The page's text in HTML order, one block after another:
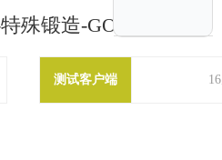
殊锻造-GOM引擎
测试客户端